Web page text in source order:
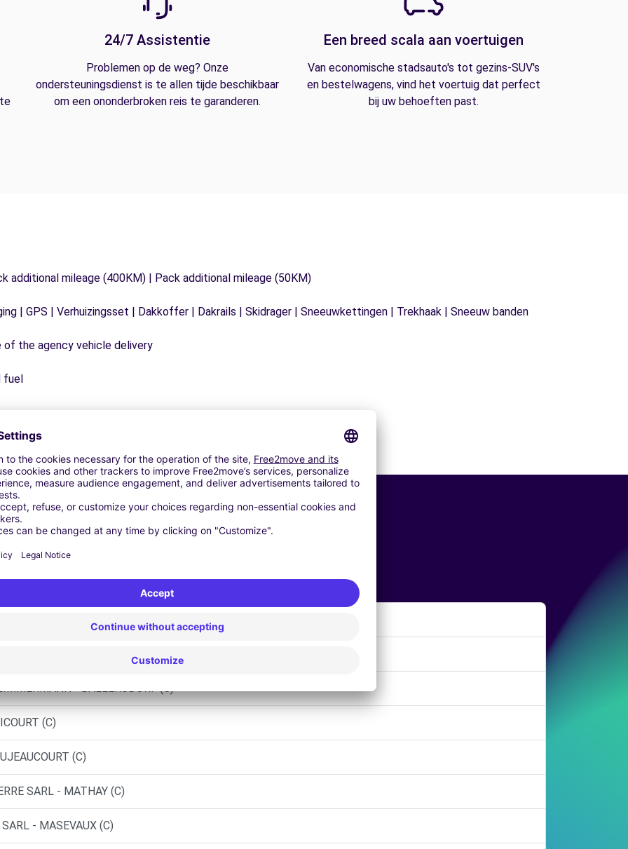
24/7 Assistentie
Problemen op de weg? Onze
ondersteuningsdienst is te allen tijde beschikbaar
om een ononderbroken reis te garanderen.
Een breed scala aan voertuigen
Van economische stadsauto's tot gezins-SUV's
en bestelwagens, vind het voertuig dat perfect
bij uw behoeften past.
additional mileage (400KM) | Pack additional mileage (50KM)
| GPS | Verhuizingsset | Dakkoffer | Dakrails | Skidrager | Sneeuwkettingen | Trekhaak | Sneeuw banden
the agency vehicle delivery
fuel
Vergelijkbare Agentschappen
- BALLERSDORF (C)
(C)
(C)
SARL - MATHAY (C)
- MASEVAUX (C)